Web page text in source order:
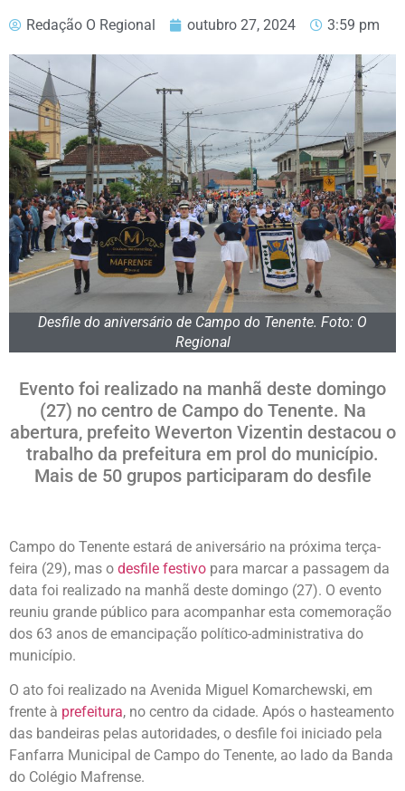
Redação O Regional outubro 27, 2024 3:59 pm
Desfile do aniversário de Campo do Tenente. Foto: O
Regional
Evento foi realizado na manhã deste domingo
(27) no centro de Campo do Tenente. Na
abertura, prefeito Weverton Vizentin destacou o
trabalho da prefeitura em prol do município.
Mais de 50 grupos participaram do desfile
Campo do Tenente estará de aniversário na próxima terça-
feira (29), mas o desfile festivo para marcar a passagem da
data foi realizado na manhã deste domingo (27). O evento
reuniu grande público para acompanhar esta comemoração
dos 63 anos de emancipação político-administrativa do
município.
O ato foi realizado na Avenida Miguel Komarchewski, em
frente à prefeitura, no centro da cidade. Após o hasteamento
das bandeiras pelas autoridades, o desfile foi iniciado pela
Fanfarra Municipal de Campo do Tenente, ao lado da Banda
do Colégio Mafrense.